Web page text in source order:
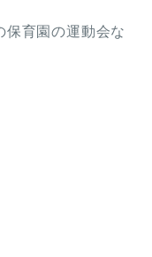
保育園の運動会な